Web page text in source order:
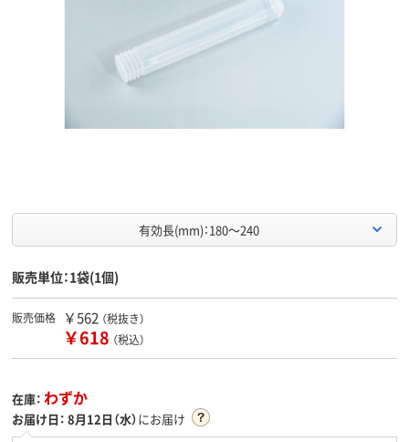
有効長(mm)：180～240
販売単位：1袋(1個)
販売価格 ￥562 （税抜き）
￥618 （税込）
在庫： わずか
お届け日： 8月12日（水）にお届け